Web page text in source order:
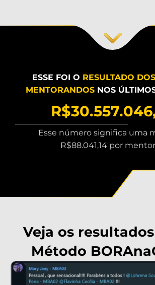
ESSE FOI O RESULTADO
MENTORANDOS NOS
Esse número significa uma
R$88.041,14 por
Veja os
Método